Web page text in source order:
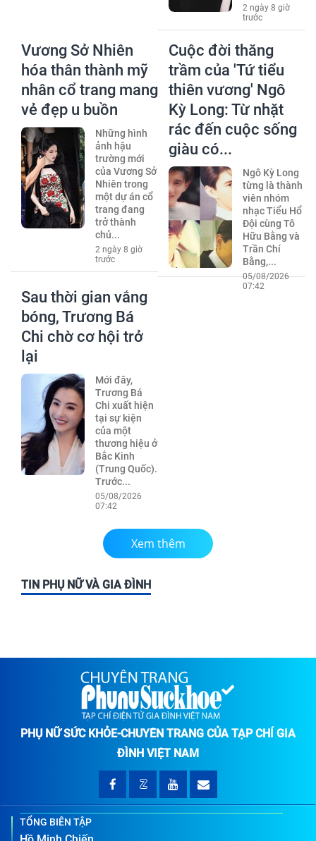
2 ngày 8 giờ
trước
Vương Sở Nhiên
hóa thân thành mỹ
nhân cổ trang mang
vẻ đẹp u buồn
Những hình
ảnh hậu
trường mới
của Vương Sở
Nhiên trong
một dự án cổ
trang đang
trở thành
chủ...
2 ngày 8 giờ
trước
Cuộc đời thăng
trầm của 'Tứ tiểu
thiên vương' Ngô
Kỳ Long: Từ nhặt
rác đến cuộc sống
giàu có...
Ngô Kỳ Long
từng là thành
viên nhóm
nhạc Tiểu Hổ
Đội cùng Tô
Hữu Bằng và
Trần Chí
Bằng,...
05/08/2026
07:42
Sau thời gian vắng
bóng, Trương Bá
Chi chờ cơ hội trở
lại
Mới đây,
Trương Bá
Chi xuất hiện
tại sự kiện
của một
thương hiệu ở
Bắc Kinh
(Trung Quốc).
Trước...
05/08/2026
07:42
Xem thêm
TIN PHỤ NỮ VÀ GIA ĐÌNH
PHỤ NỮ SỨC KHỎE-CHUYÊN TRANG CỦA TẠP CHÍ GIA
ĐÌNH VIỆT NAM
TỔNG BIÊN TẬP